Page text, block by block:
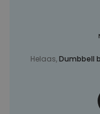
Helaas,Dumbbell